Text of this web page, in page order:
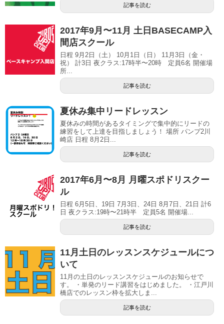
記事を読む
2017年9月〜11月 土日BASECAMP入
間店スクール
日程 9月2日（土） 10月1日（日） 11月3日（金・
祝） 計3日 夜クラス:17時半〜20時 定員6名 開催場
所...
記事を読む
夏休み集中リードレッスン
夏休みの時間があるタイミングで集中的にリードの
練習をして上達を目指しましょう！ 場所 パンプ2川
崎店 日程 8月2日...
記事を読む
2017年6月〜8月 月曜スポドリスクー
ル
日程 6月5日、19日 7月3日、24日 8月7日、21日 計6
日 夜クラス:19時〜21時半 定員5名 開催場...
記事を読む
11月土日のレッスンスケジュールにつ
いて
11月の土日のレッスンスケジュールのお知らせで
す。 ・単発のリード講習をはじめました。 ・江戸川
橋店でのレッスン枠を拡大しま...
記事を読む